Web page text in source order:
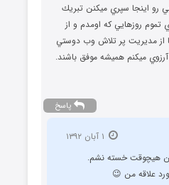
رو اينجا سپري ميكنن تبريك
روزهايي كه اومدم و از
از مديريت پر تلاش وب دوستي
ميكنم هميشه موفق باشند.
پاسخ
هیچوقت خسته نشم.
علاقه من 😉